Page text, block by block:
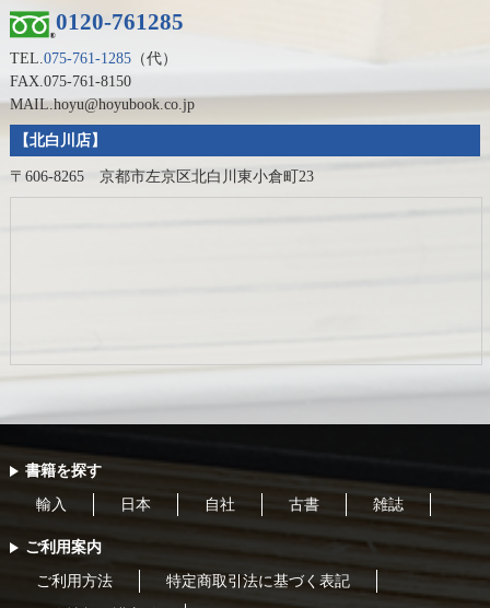
0120-761285
TEL.075-761-1285（代）
FAX.075-761-8150
MAIL.hoyu@hoyubook.co.jp
【北白川店】
〒606-8265 京都市左京区北白川東小倉町23
書籍を探す
輸入 日本 自社 古書 雑誌
ご利用案内
ご利用方法 特定商取引法に基づく表記